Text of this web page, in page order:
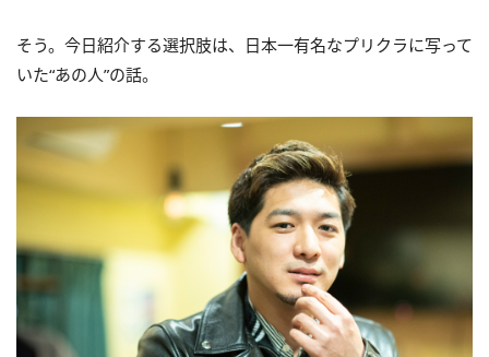
そう。今日紹介する選択肢は、日本一有名なプリクラに写って
いた“あの人”の話。